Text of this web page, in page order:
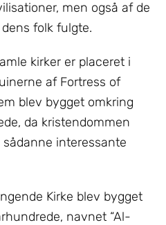
men også af de
folk fulgte.
kirker er placeret i
af Fortress of
blev bygget omkring
da kristendommen
interessante
Kirke blev bygget
navnet “Al-